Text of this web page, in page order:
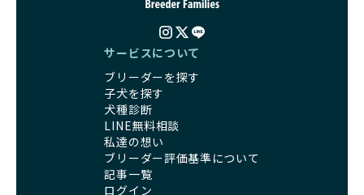
サービスについて
ブリーダーを探す
子犬を探す
犬種診断
LINE無料相談
私達の想い
ブリーダー評価基準について
記事一覧
ログイン